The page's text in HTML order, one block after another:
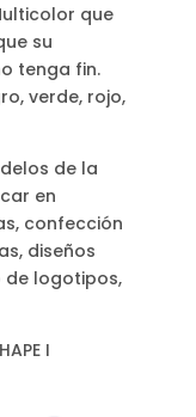
que
su
tenga fin.
verde, rojo,
de la
en
confección
diseños
de logotipos,
I